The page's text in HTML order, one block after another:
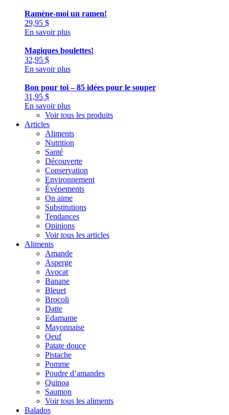
Ramène-moi un ramen!
29,95 $
En savoir plus
Magiques boulettes!
32,95 $
En savoir plus
Bon pour toi – 85 idées pour le souper
31,95 $
En savoir plus
Voir tous les produits
Articles
Aliments
Nutrition
Santé
Découverte
Conservation
Environnement
Événements
On aime
Substitutions
Tendances
Opinions
Voir tous les articles
Aliments
Amande
Asperge
Avocat
Banane
Bleuet
Brocoli
Datte
Edamame
Mayonnaise
Oeuf
Patate douce
Pistache
Pomme
Poudre d’amandes
Quinoa
Saumon
Voir tous les aliments
Balados